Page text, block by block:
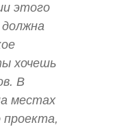
этого
хочешь
В
местах
проекта,